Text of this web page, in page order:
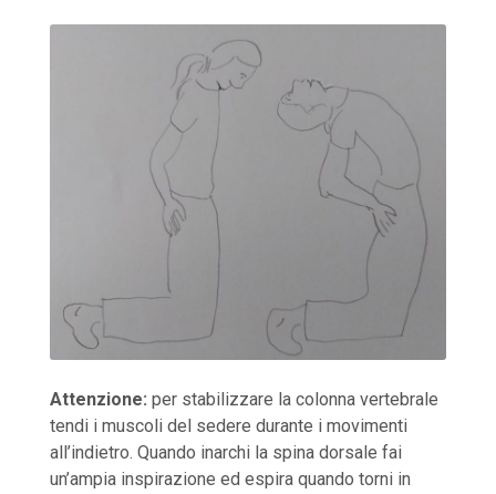
Attenzione: per stabilizzare la colonna vertebrale
tendi i muscoli del sedere durante i movimenti
all’indietro. Quando inarchi la spina dorsale fai
un’ampia inspirazione ed espira quando torni in